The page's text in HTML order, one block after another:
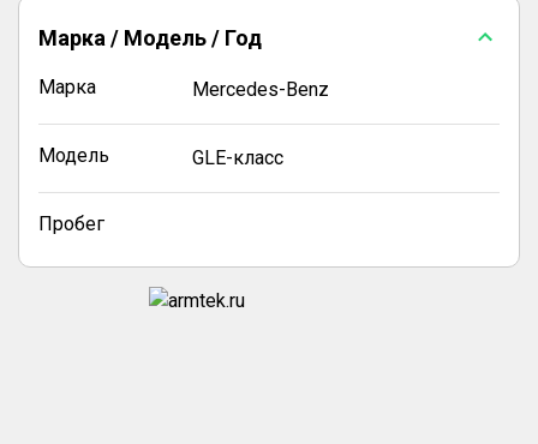
Марка / Модель / Год
Марка Mercedes-Benz
Модель GLE-класс
Пробег